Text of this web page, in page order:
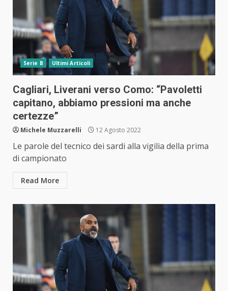
Serie B Ultimi Articoli
Cagliari, Liverani verso Como: “Pavoletti
capitano, abbiamo pressioni ma anche
certezze”
Michele Muzzarelli 12 Agosto 2022
Le parole del tecnico dei sardi alla vigilia della prima
di campionato
Read More